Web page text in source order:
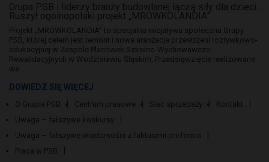
Grupa PSB i liderzy branży budowlanej łączą siły dla dzieci.
Ruszył ogólnopolski projekt „MRÓWKOLANDIA”
Projekt „MRÓWKOLANDIA” to specjalna inicjatywa społeczna Grupy
PSB, której celem jest remont i nowa aranżacja przestrzeni rozrywkowo-
edukacyjnej w Zespole Placówek Szkolno-Wychowawczo-
Rewalidacyjnych w Wodzisławiu Śląskim. Przedsięwzięcie realizowane
we...
DOWIEDZ SIĘ WIĘCEJ
O Grupie PSB Centrum prasowe Sieć sprzedaży
Kontakt
Uwaga – fałszywe konkursy
Uwaga – fałszywe wiadomości z fakturami proforma
Praca w PSB